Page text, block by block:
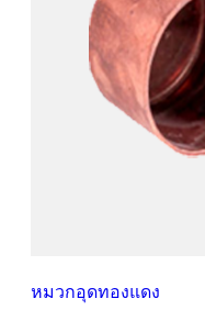
หมวกอุดทองแดง